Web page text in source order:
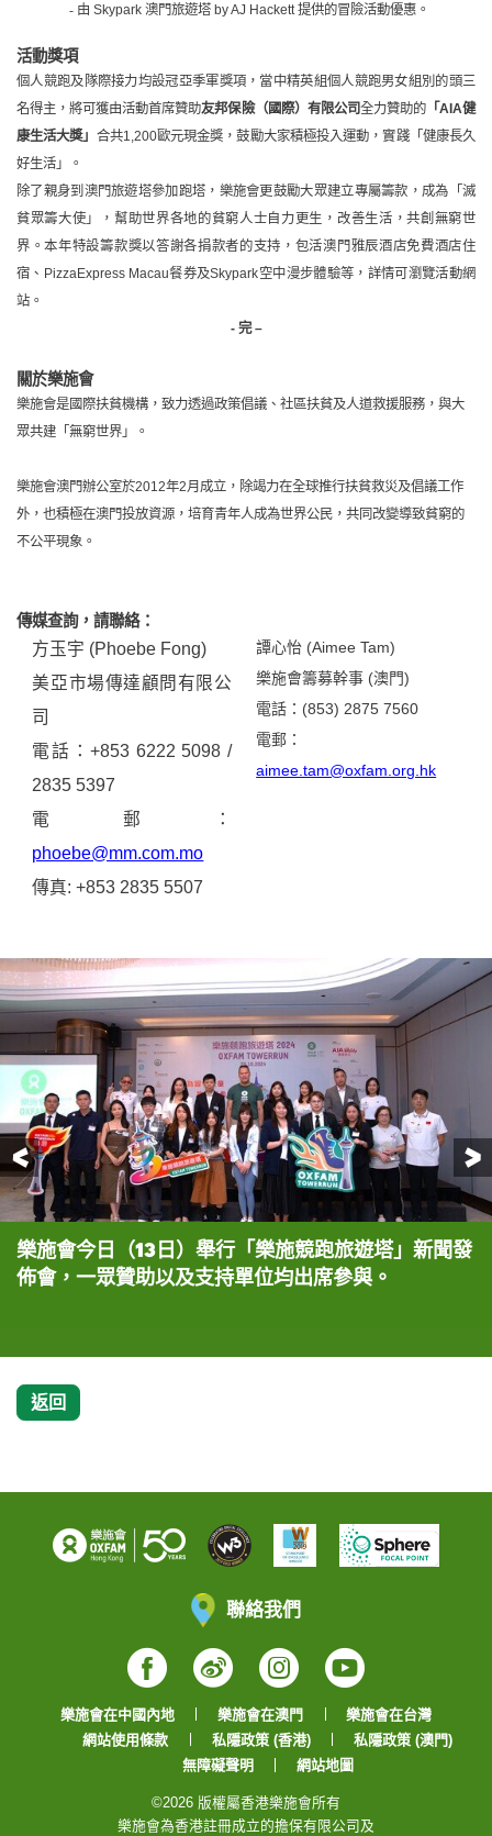
- 由 Skypark 澳門旅遊塔 by AJ Hackett 提供的冒險活動優惠。
活動獎項
個人競跑及隊際接力均設冠亞季軍獎項，當中精英組個人競跑男女組別的頭三
名得主，將可獲由活動首席贊助友邦保險（國際）有限公司全力贊助的「AIA健
康生活大獎」 合共1,200歐元現金獎，鼓勵大家積極投入運動，實踐「健康長久
好生活」。
除了親身到澳門旅遊塔參加跑塔，樂施會更鼓勵大眾建立專屬籌款，成為「滅
貧眾籌大使」，幫助世界各地的貧窮人士自力更生，改善生活，共創無窮世
界。本年特設籌款獎以答謝各捐款者的支持，包活澳門雅辰酒店免費酒店住
宿、 PizzaExpress Macau餐券及Skypark空中漫步體驗等，詳情可瀏覽活動網
站。
- 完 –
關於樂施會
樂施會是國際扶貧機構，致力透過政策倡議、社區扶貧及人道救援服務，與大
眾共建「無窮世界」。
樂施會澳門辦公室於2012年2月成立，除竭力在全球推行扶貧救災及倡議工作
外，也積極在澳門投放資源，培育青年人成為世界公民，共同改變導致貧窮的
不公平現象。
傳媒查詢，請聯絡：
方玉宇 (Phoebe Fong)
美亞市場傳達顧問有限公
司
電話：+853 6222 5098 /
2835 5397
電郵：
phoebe@mm.com.mo
傳真: +853 2835 5507
譚心怡 (Aimee Tam)
樂施會籌募幹事 (澳門)
電話： (853) 2875 7560
電郵：
aimee.tam@oxfam.org.hk
前一頁
樂施會今日（13日）舉行「樂施競跑旅遊塔」新聞發
佈會，一眾贊助以及支持單位均出席參與。
主禮嘉賓為活動進行啟動儀式。
樂施會籌募及傳訊總監王灝鳴先生致辭時表示今年活
動所籌得的款項將用於國內留守兒童項目。
友邦保險（國際）有限公司澳門分行首席執行官何振
強先生致辭。
兩位樂施會跑塔活動大使，蘇為慶以及張盈，在現場
與各位嘉賓分享跑塔樂趣以及呼籲大家繼續支持活
「樂施競跑旅遊塔」的宣傳海報。
返回
聯絡我們
Facebook
WeiboInstagram
YouTube
樂施會在中國內地 樂施會在澳門
樂施會在台灣
網站使用條款
私隱政策 (香港)
私隱政策 (澳門)
無障礙聲明
網站地圖
©2026 版權屬香港樂施會所有
樂施會為香港註冊成立的擔保有限公司及